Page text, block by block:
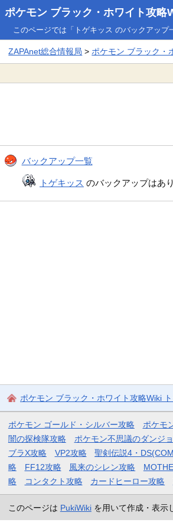
ポケモン ブラック・ホワイト攻略
このページでは「トゲキッス のバックアップ
ZAPAnet総合情報局 >ポケモン ブラック・
バックアップ一覧
トゲキッス のバックアップはあ
ポケモン ブラック・ホワイト攻略Wiki
ポケモン ゴールド・シルバー攻略 ポケモ
闇の探検隊攻略
ポケモン不思議のダンジ
ブラX攻略
VP2攻略 聖剣伝説4・
略
FF12攻略 風来のシレン攻略
略
コンタクト攻略 カードヒーロー攻略
このページは PukiWikiを用いて作成・表示